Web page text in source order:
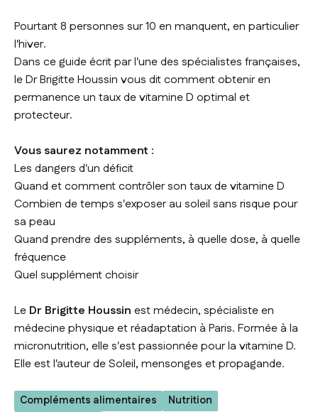
Pourtant 8 personnes sur 10 en manquent, en particulier
l'hiver.
Dans ce guide écrit par l'une des spécialistes françaises,
le Dr Brigitte Houssin vous dit comment obtenir en
permanence un taux de vitamine D optimal et
protecteur.
Vous saurez notamment :
Les dangers d'un déficit
Quand et comment contrôler son taux de vitamine D
Combien de temps s'exposer au soleil sans risque pour
sa peau
Quand prendre des suppléments, à quelle dose, à quelle
fréquence
Quel supplément choisir
Le Dr Brigitte Houssin est médecin, spécialiste en
médecine physique et réadaptation à Paris. Formée à la
micronutrition, elle s'est passionnée pour la vitamine D.
Elle est l'auteur deSoleil, mensonges et propagande.
Compléments alimentaires
Nutrition